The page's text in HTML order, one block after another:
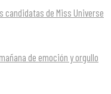
de Miss Universe
de emoción y orgullo